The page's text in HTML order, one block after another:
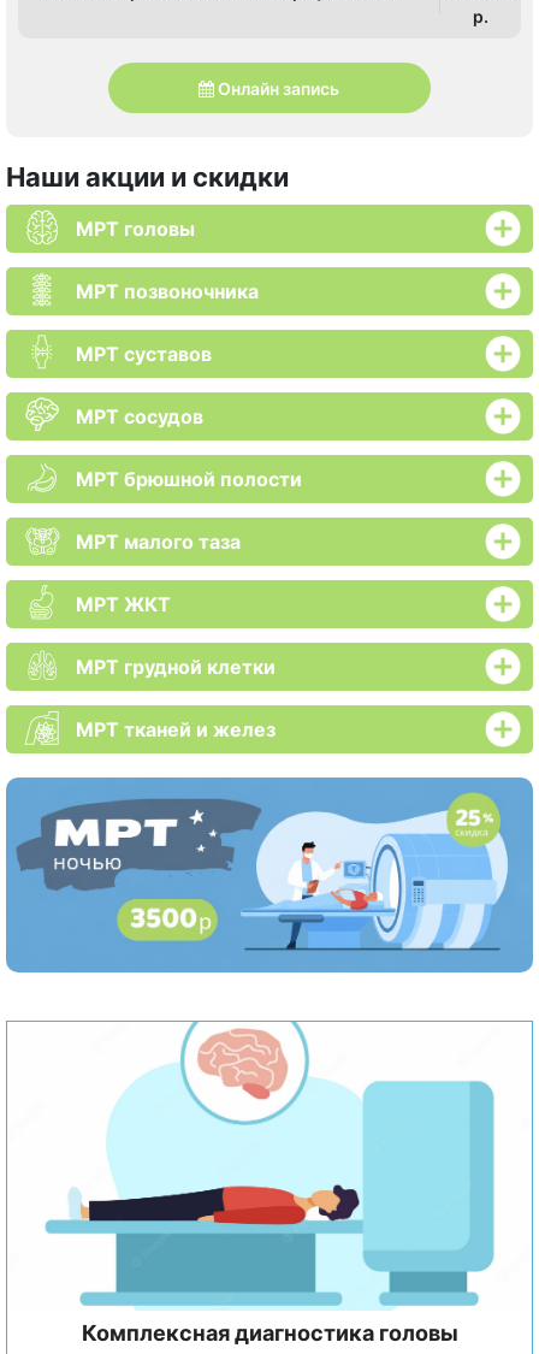
p.
Онлайн запись
Наши акции и скидки
МРТ головы
МРТ позвоночника
МРТ суставов
МРТ сосудов
МРТ брюшной полости
МРТ малого таза
МРТ ЖКТ
МРТ грудной клетки
МРТ тканей и желез
Комплексная диагностика головы